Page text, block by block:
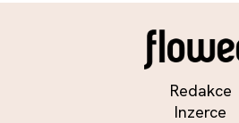
Redakce
Inzerce